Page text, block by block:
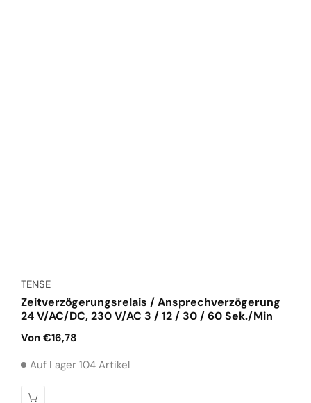
TENSE
Zeitverzögerungsrelais / Ansprechverzögerung
24 V/AC/DC, 230 V/AC 3 / 12 / 30 / 60 Sek./Min
Normaler
Von €16,78
Auf Lager 104 Artikel